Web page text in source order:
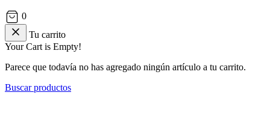
0
Tu carrito
Your Cart is Empty!
Parece que todavía no has agregado ningún artículo a tu carrito.
Buscar productos